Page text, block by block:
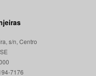
s/n, Centro